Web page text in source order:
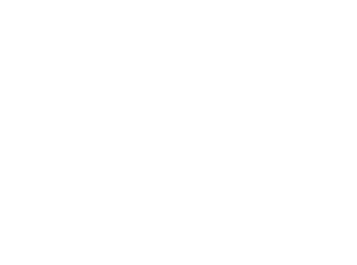
向叛。她从恨意中涅槃重生，借私生女桑